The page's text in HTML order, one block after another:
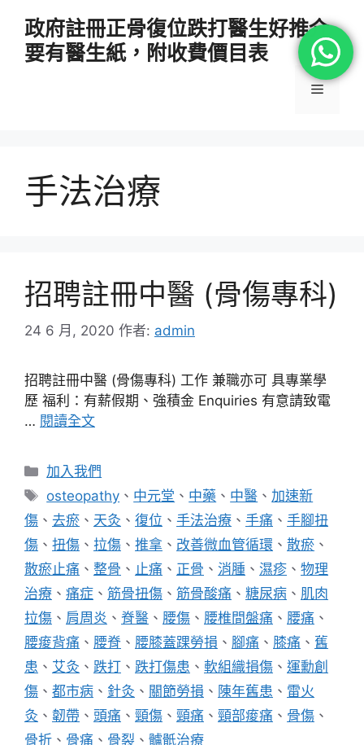
政府註冊正骨復位跌打醫生好推介
要有醫生紙，附收費價目表
選
手法治療
招聘註冊中醫 (骨傷專科)
24 6 月, 2020 作者: admin
招聘註冊中醫 (骨傷專科) 工作 兼職亦可 具專業學
歷 福利：有薪假期、強積金 Enquiries 有意請致電
… 閱讀全文
分
加入我們
標
籤
osteopathy 、 中元堂 、 中藥 、 中醫 、加速新
傷 、 去瘀 、 天灸 、 復位 、 手法治療 、 手痛 、 手腳扭
傷 、 扭傷 、 拉傷 、 推拿 、 改善微血管循環 、 散瘀 、
散瘀止痛 、 整骨 、 止痛 、 正骨 、 消腫 、 濕疹 、 物理
治療 、 痛症 、 筋骨扭傷 、 筋骨酸痛 、 糖尿病 、 肌肉
拉傷 、 肩周炎 、 脊醫 、 腰傷 、 腰椎間盤痛 、 腰痛 、
腰痠背痛 、 腰脊 、 腰膝蓋踝勞損 、 腳痛 、 膝痛 、 舊
患 、 艾灸 、 跌打 、 跌打傷患 、 軟組織損傷 、 運勳創
傷 、 都市病 、 針灸 、 關節勞損 、 陳年舊患 、 雷火
灸 、 韌帶 、 頭痛 、 頸傷 、 頸痛 、 頸部痠痛 、 骨傷 、
骨折 、 骨痛 、 骨裂 、 髗骶治療